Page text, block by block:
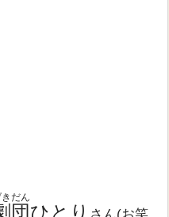
団
だん
ひとり さん(お笑